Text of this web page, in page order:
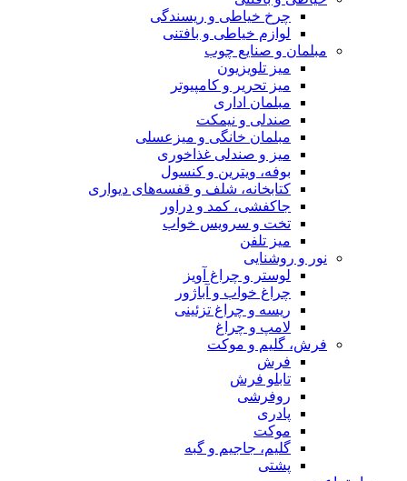
چرخ خیاطی و ریسندگی
لوازم خیاطی و بافتنی
مبلمان و صنایع چوب
میز تلویزیون
میز تحریر و کامپیوتر
مبلمان اداری
صندلی و نیمکت
مبلمان خانگی و میزعسلی
میز و صندلی غذاخوری
بوفه، ویترین و کنسول
کتابخانه، شلف و قفسه‌های دیواری
جاکفشی، کمد و دراور
تخت و سرویس خواب
میز تلفن
نور و روشنایی
لوستر و چراغ آویز
چراغ خواب و آباژور
ریسه و چراغ تزئینی
لامپ و چراغ
فرش، گلیم و موکت
فرش
تابلو فرش
روفرشی
پادری
موکت
گلیم، جاجیم و گبه
پشتی